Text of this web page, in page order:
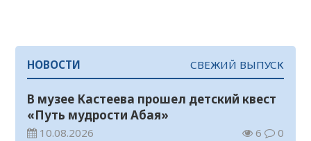
НОВОСТИ СВЕЖИЙ ВЫПУСК
В музее Кастеева прошел детский квест
«Путь мудрости Абая»
10.08.2026 6 0